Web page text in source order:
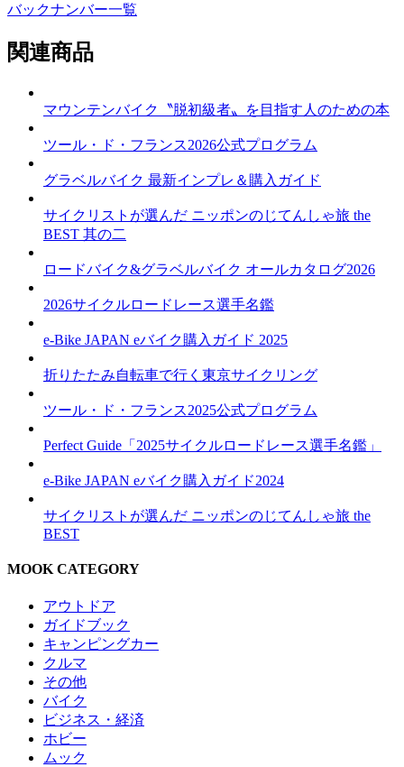
バックナンバー一覧
関連商品
マウンテンバイク〝脱初級者〟を目指す人のための本
ツール・ド・フランス2026公式プログラム
グラベルバイク 最新インプレ＆購入ガイド
サイクリストが選んだ ニッポンのじてんしゃ旅 the
BEST 其の二
ロードバイク&グラベルバイク オールカタログ2026
2026サイクルロードレース選手名鑑
e-Bike JAPAN eバイク購入ガイド 2025
折りたたみ自転車で行く東京サイクリング
ツール・ド・フランス2025公式プログラム
Perfect Guide「2025サイクルロードレース選手名鑑」
e-Bike JAPAN eバイク購入ガイド2024
サイクリストが選んだ ニッポンのじてんしゃ旅 the
BEST
MOOK CATEGORY
アウトドア
ガイドブック
キャンピングカー
クルマ
その他
バイク
ビジネス・経済
ホビー
ムック